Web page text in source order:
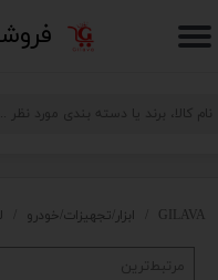
حساب کاربری من
GILAVA ابزار/تجهیزات/خودرو
مرتبط‌ترین